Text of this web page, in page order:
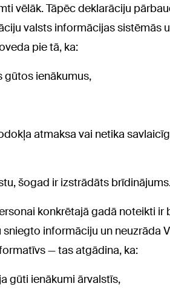
vēlāk. Tāpēc deklarāciju
valsts informācijas sistēmās
pie tā, ka:
gūtos ienākumus,
atmaksa vai netika
šogad ir izstrādāts
konkrētajā gadā noteikti ir
sniegto informāciju un neuzrāda
— tas atgādina, ka:
gūti ienākumi ārvalstīs,